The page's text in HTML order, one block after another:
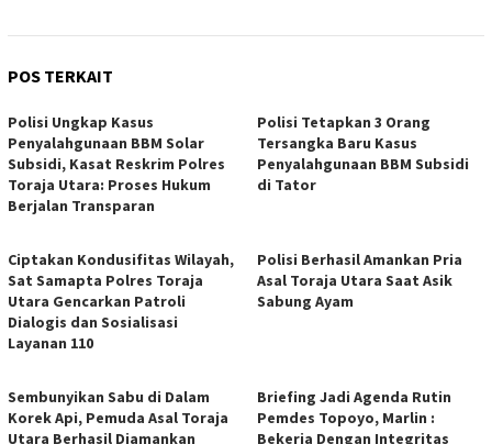
POS TERKAIT
Polisi Ungkap Kasus
Penyalahgunaan BBM Solar
Subsidi, Kasat Reskrim Polres
Toraja Utara: Proses Hukum
Berjalan Transparan
Polisi Tetapkan 3 Orang
Tersangka Baru Kasus
Penyalahgunaan BBM Subsidi
di Tator
Ciptakan Kondusifitas Wilayah,
Sat Samapta Polres Toraja
Utara Gencarkan Patroli
Dialogis dan Sosialisasi
Layanan 110
Polisi Berhasil Amankan Pria
Asal Toraja Utara Saat Asik
Sabung Ayam
Sembunyikan Sabu di Dalam
Korek Api, Pemuda Asal Toraja
Utara Berhasil Diamankan
Briefing Jadi Agenda Rutin
Pemdes Topoyo, Marlin :
Bekerja Dengan Integritas